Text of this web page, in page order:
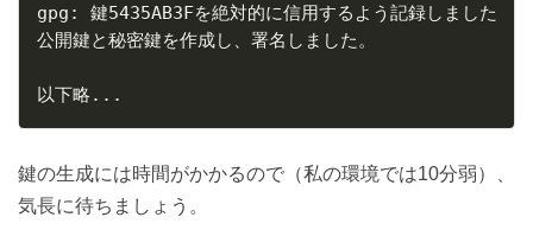
gpg: 鍵5435AB3Fを絶対的に信用するよう記録しました
公開鍵と秘密鍵を作成し、署名しました。
以下略 .. .
鍵の生成には時間がかかるので（私の環境では10分弱）、
気長に待ちましょう。